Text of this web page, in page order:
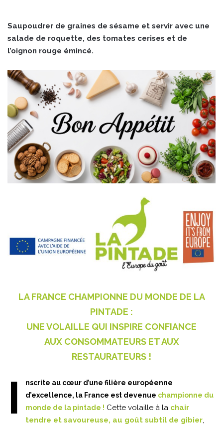
Saupoudrer de graines de sésame et servir avec une
salade de roquette, des tomates cerises et de
l’oignon rouge émincé.
LA FRANCE CHAMPIONNE DU MONDE DE LA
PINTADE :
UNE VOLAILLE QUI INSPIRE CONFIANCE
AUX CONSOMMATEURS ET AUX
RESTAURATEURS !
I
nscrite au cœur d’une filière européenne
d’excellence, la France est devenue championne du
monde de la pintade ! Cette volaille à la chair
tendre et savoureuse, au goût subtil de gibier,